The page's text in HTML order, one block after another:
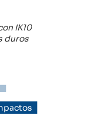
IK10
duros